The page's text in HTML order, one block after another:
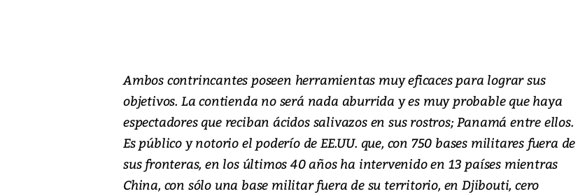
Ambos contrincantes poseen herramientas muy eficaces para lograr sus
objetivos. La contienda no será nada aburrida y es muy probable que haya
espectadores que reciban ácidos salivazos en sus rostros; Panamá entre ellos.
Es público y notorio el poderío de EE.UU. que, con 750 bases militares fuera de
sus fronteras, en los últimos 40 años ha intervenido en 13 países mientras
China, con sólo una base militar fuera de su territorio, en Djibouti, cero